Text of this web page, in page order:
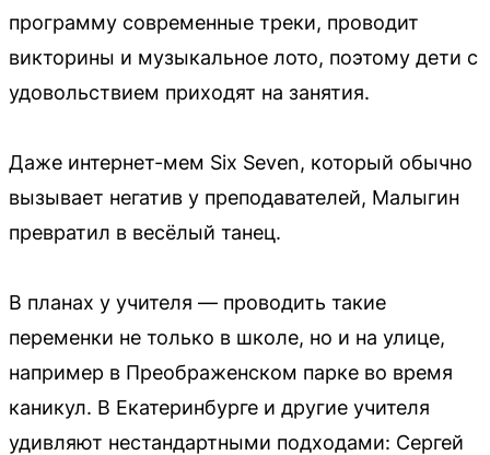
программу современные треки, проводит
викторины и музыкальное лото, поэтому дети с
удовольствием приходят на занятия.
Даже интернет-мем Six Seven, который обычно
вызывает негатив у преподавателей, Малыгин
превратил в весёлый танец.
В планах у учителя — проводить такие
переменки не только в школе, но и на улице,
например в Преображенском парке во время
каникул. В Екатеринбурге и другие учителя
удивляют нестандартными подходами: Сергей